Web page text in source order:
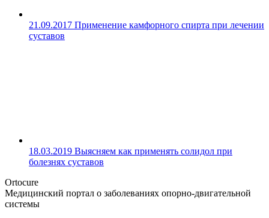
21.09.2017 Применение камфорного спирта при лечении
суставов
18.03.2019 Выясняем как применять солидол при
болезнях суставов
Ortocure
Медицинский портал о заболеваниях опорно-двигательной
системы